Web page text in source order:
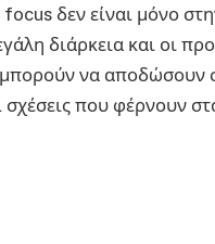
δεν είναι μόνο
διάρκεια και οι
να αποδώσουν
σχέσεις που φέρνουν